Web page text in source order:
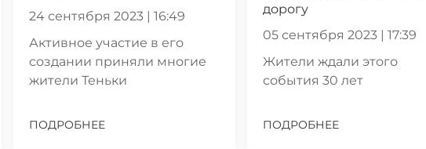
24 сентября 2023 | 16:49
Активное участие в его
создании приняли многие
жители Теньки
ПОДРОБНЕЕ
дорогу
05 сентября 2023 | 17:39
Жители ждали этого
события 30 лет
ПОДРОБНЕЕ